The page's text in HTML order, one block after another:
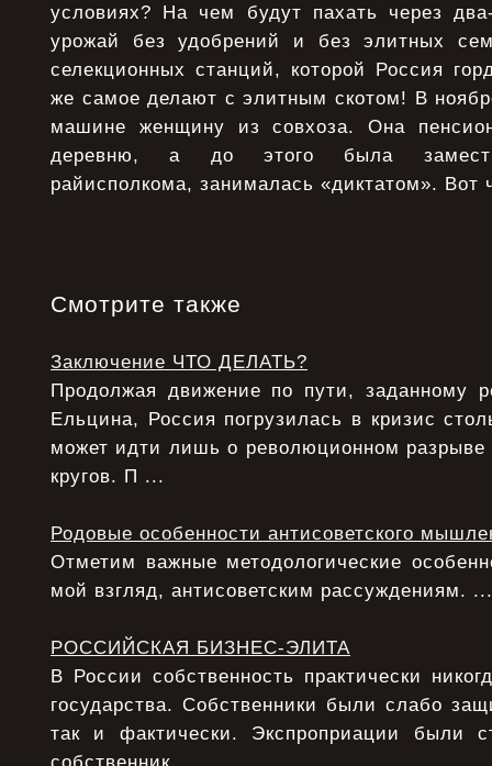
условиях? На чем будут пахать через
урожай без удобрений и без элитных
селекционных станций, которой Россия
же самое делают с элитным скотом! В
машине женщину из совхоза. Она
деревню, а до этого была
райисполкома, занималась «диктатом». Вот
Смотрите также
Заключение ЧТО ДЕЛАТЬ?
Продолжая движение по пути, заданному
Ельцина, Россия погрузилась в кризис
может идти лишь о революционном
кругов. П ...
Родовые особенности антисоветского
Отметим важные методологические
мой взгляд, антисоветским рассуждениям. ...
РОССИЙСКАЯ БИЗНЕС-ЭЛИТА
В России собственность практически
государства. Собственники были слабо
так и фактически. Экспроприации были
собственник ...